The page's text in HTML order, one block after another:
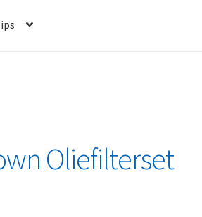
Oliefilterset